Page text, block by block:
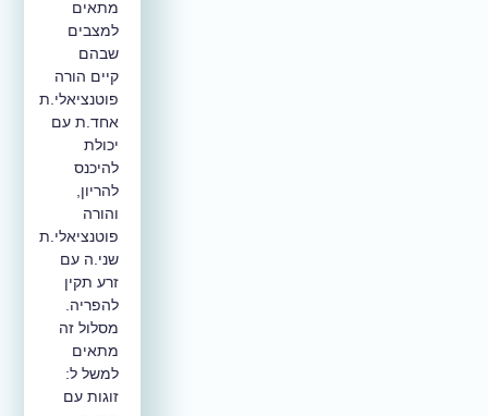
מתאים
למצבים
שבהם
קיים הורה
פוטנציאלי.ת
אחד.ת עם
יכולת
להיכנס
להריון,
והורה
פוטנציאלי.ת
שני.ה עם
זרע תקין
להפריה.
מסלול זה
מתאים
למשל ל:
זוגות עם